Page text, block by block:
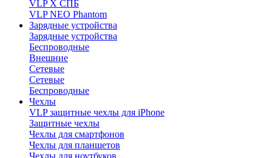
VLP X СПБ
VLP NEO Phantom
Зарядные устройства
Зарядные устройства
Беспроводные
Внешние
Сетевые
Сетевые
Беспроводные
Чехлы
VLP защитные чехлы для iPhone
Защитные чехлы
Чехлы для смартфонов
Чехлы для планшетов